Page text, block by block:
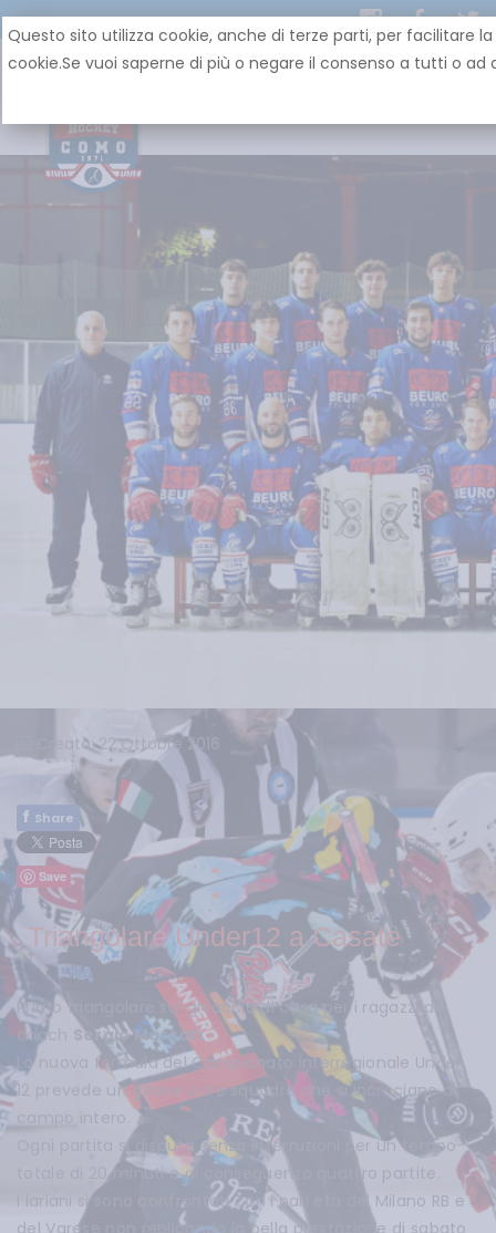
Creato: 22 Ottobre 2016
f Share
Save
Triangolare Under12 a Casate
Primo triangolare sul ghiaccio di casa per i ragazzi di
coach
Sergio Marcati.
La nuova formula del Campionato Interregionale Under
12 prevede un girone a tre squadre che si incrociano a
Ogni partita si disputa senza interruzioni per un tempo
totale di 20 minuti e di conseguenza quattro partite.
I lariani si sono confrontati con i pari età del Milano RB e
del Varese non replicando la bella prestazione di sabato
Questo sito utilizza cookie, anche di terze parti, per facilitare
cookie.Se vuoi saperne di più o negare il consenso a tutti o ad